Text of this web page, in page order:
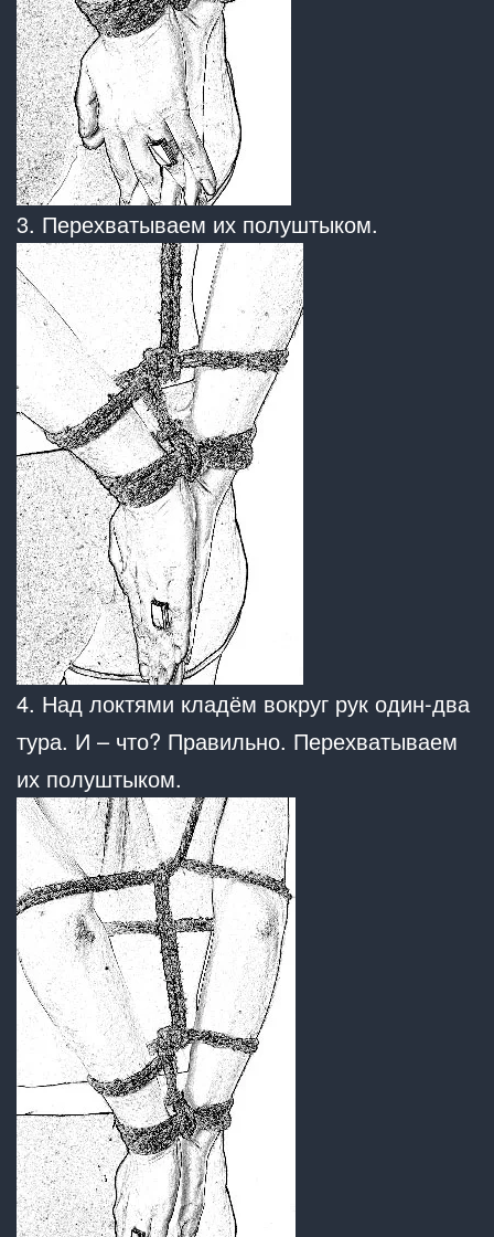
3. Перехватываем их полуштыком.
4. Над локтями кладём вокруг рук один-два
тура. И – что? Правильно. Перехватываем
их полуштыком.